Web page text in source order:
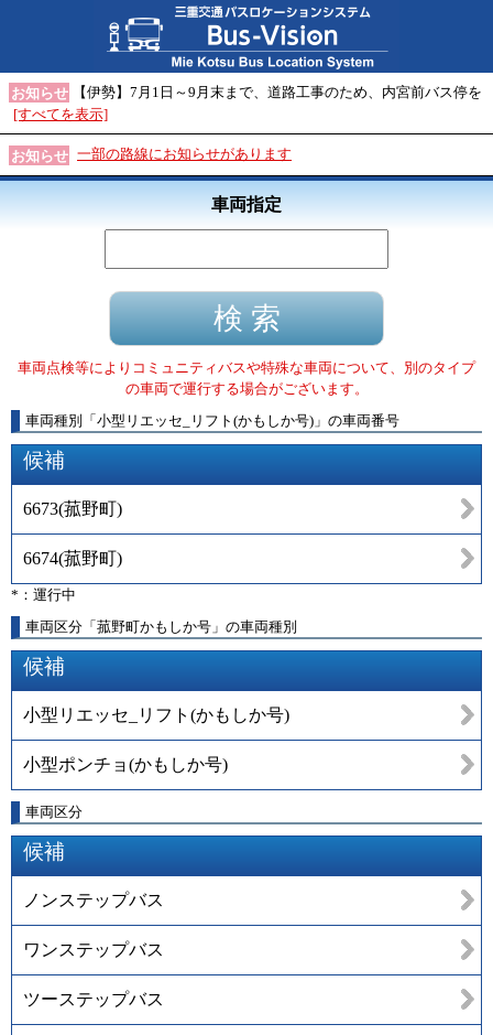
お知らせ
【伊勢】7月1日～9月末まで、道路工事のため、内宮前バス停を
[すべてを表示]
お知らせ 一部の路線にお知らせがあります
車両指定
車両点検等によりコミュニティバスや特殊な車両について、別のタイプ
の車両で運行する場合がございます。
車両種別
「 小型リエッセ_リフト(かもしか号) 」 の車両番号
候補
6673(菰野町)
6674(菰野町)
*：運行中
車両区分「菰野町かもしか号」の車両種別
候補
小型リエッセ_リフト(かもしか号)
小型ポンチョ(かもしか号)
車両区分
候補
ノンステップバス
ワンステップバス
ツーステップバス